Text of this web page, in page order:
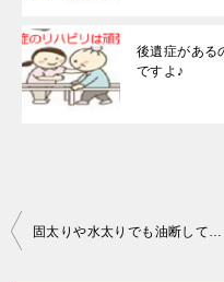
後遺症がある
ですよ♪
投
固太りや水太りでも油断してちゃダメってことですね♪